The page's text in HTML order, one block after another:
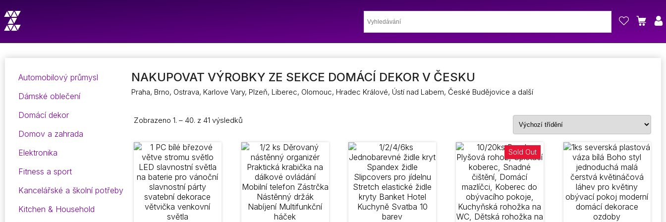
Automobilový průmysl
Dámské oblečení
Domácí dekor
Domov a zahrada
Elektronika
Fitness a sport
Kancelářské a školní potřeby
Kitchen & Household
NAKUPOVAT VÝROBKY ZE SEKCE DOMÁCÍ DEKOR V ČESKU
Praha, Brno, Ostrava, Karlove Vary, Plzeň, Liberec, Olomouc, Hradec Králové, Ústí nad Labem, České Budějovice a další
Zobrazeno 1. – 40. z 41 výsledků
Sold Out